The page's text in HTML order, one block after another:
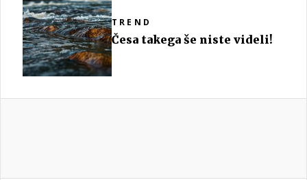
TREND
Česa takega še niste videli!